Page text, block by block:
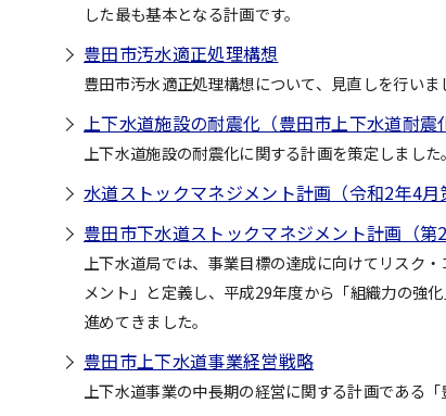
した最も基本となる計画です。
豊田市汚水適正処理構想
豊田市汚水適正処理構想について、見直しを行いま
上下水道施設の耐震化（豊田市上下水道耐震
上下水道施設の耐震化に関する計画を策定しました。
水道ストックマネジメント計画（令和2年4月
豊田市下水道ストックマネジメント計画（第
上下水道局では、事業目標の達成に向けてリスク
メント」と定義し、平成29年度から「組織力の強
進めてきました。
豊田市上下水道事業経営戦略
上下水道事業の中長期の経営に関する計画である